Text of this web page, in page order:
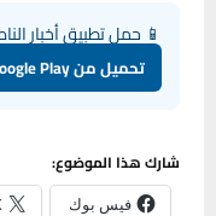
📱 حمل تطبيق أخبار
تحميل من Google Play
شارك هذا الموضوع:
فيس بوك